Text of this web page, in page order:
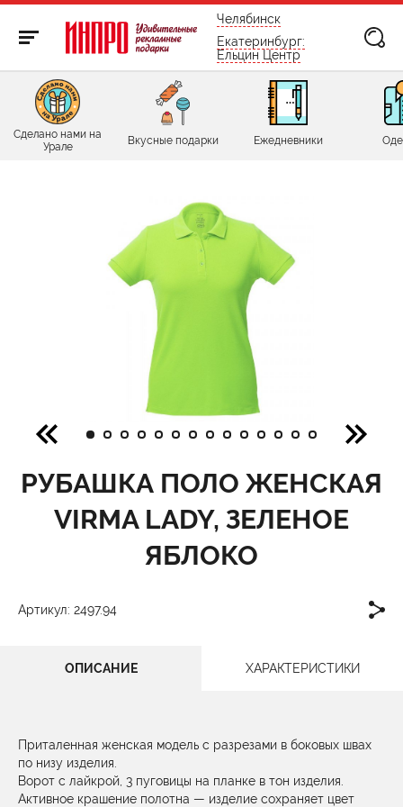
бесплатно по России
Челябинск
Екатеринбург:
Ельцин Центр
Сделано нами на
Урале
Вкусные подарки Ежедневники
РУБАШКА ПОЛО ЖЕНСКАЯ
VIRMA LADY, ЗЕЛЕНОЕ
ЯБЛОКО
Артикул: 2497.94
ОПИСАНИЕ ХАРАКТЕРИСТИКИ
Приталенная женская модель с разрезами в боковых швах
по низу изделия.
Ворот с лайкрой, 3 пуговицы на планке в тон изделия.
Активное крашение полотна — изделие сохраняет цвет